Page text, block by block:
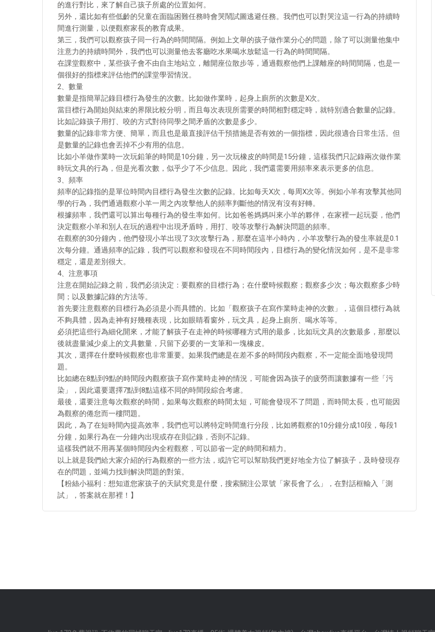
的進行對比，來了解自己孩子所處的位置如何。
另外，還比如有些低齡的兒童在面臨困難任務時會哭鬧試圖逃避任務。我們也可以對哭泣這一行為的持續時
間進行測量，以便觀察家長的教育成果。
第三，我們可以觀察孩子同一行為的時間間隔。例如上文舉的孩子做作業分心的問題，除了可以測量他集中
注意力的持續時間外，我們也可以測量他去客廳吃水果喝水放鬆這一行為的時間間隔。
在課堂觀察中，某些孩子會不由自主地站立，離開座位散步等，通過觀察他們上課離座的時間間隔，也是一
個很好的指標來評估他們的課堂學習情況。
2、數量
數量是指簡單記錄目標行為發生的次數。比如做作業時，起身上廁所的次數是X次。
當目標行為開始與結束的界限比較分明，而且每次表現所需要的時間相對穩定時，就特別適合數量的記錄。
比如記錄孩子用打、咬的方式對待同學之間矛盾的次數是多少。
數量的記錄非常方便、簡單，而且也是最直接評估干預措施是否有效的一個指標，因此很適合日常生活。但
是數量的記錄也會丟掉不少有用的信息。
比如小羊做作業時一次玩鉛筆的時間是10分鐘，另一次玩橡皮的時間是15分鐘，這樣我們只記錄兩次做作業
時玩文具的行為，但是光看次數，似乎少了不少信息。因此，我們還需要用頻率來表示更多的信息。
3、頻率
頻率的記錄指的是單位時間內目標行為發生次數的記錄。比如每天X次，每周X次等。例如小羊有攻擊其他同
學的行為，我們通過觀察小羊一周之內攻擊他人的頻率判斷他的情況有沒有好轉。
根據頻率，我們還可以算出每種行為的發生率如何。比如爸爸媽媽叫來小羊的夥伴，在家裡一起玩耍，他們
決定觀察小羊和別人在玩的過程中出現矛盾時，用打、咬等攻擊行為解決問題的頻率。
在觀察的30分鐘內，他們發現小羊出現了3次攻擊行為，那麼在這半小時內，小羊攻擊行為的發生率就是0.1
次每分鐘。通過頻率的記錄，我們可以觀察和發現在不同時間段內，目標行為的變化情況如何，是不是非常
穩定，還是差別很大。
4、注意事項
注意在開始記錄之前，我們必須決定：要觀察的目標行為；在什麼時候觀察；觀察多少次；每次觀察多少時
間；以及數據記錄的方法等。
首先要注意觀察的目標行為必須是小而具體的。比如「觀察孩子在寫作業時走神的次數」，這個目標行為就
不夠具體，因為走神有好幾種表現，比如眼睛看窗外，玩文具，起身上廁所、喝水等等。
必須把這些行為細化開來，才能了解孩子在走神的時候哪種方式用的最多，比如玩文具的次數最多，那麼以
後就盡量減少桌上的文具數量，只留下必要的一支筆和一塊橡皮。
其次，選擇在什麼時候觀察也非常重要。如果我們總是在差不多的時間段內觀察，不一定能全面地發現問
題。
比如總在8點到9點的時間段內觀察孩子寫作業時走神的情況，可能會因為孩子的疲勞而讓數據有一些「污
染」，因此還要選擇7點到8點這樣不同的時間段綜合考慮。
最後，還要注意每次觀察的時間，如果每次觀察的時間太短，可能會發現不了問題，而時間太長，也可能因
為觀察的倦怠而一樓問題。
因此，為了在短時間內提高效率，我們也可以將特定時間進行分段，比如將觀察的10分鐘分成10段，每段1
分鐘，如果行為在一分鐘內出現或存在則記錄，否則不記錄。
這樣我們就不用再某個時間段內全程觀察，可以節省一定的時間和精力。
以上就是我們給大家介紹的行為觀察的一些方法，或許它可以幫助我們更好地全方位了解孩子，及時發現存
在的問題，並竭力找到解決問題的對策。
【粉絲小福利：想知道您家孩子的天賦究竟是什麼，搜索關注公眾號「家長會了么」，在對話框輸入「測
試」，答案就在那裡！】